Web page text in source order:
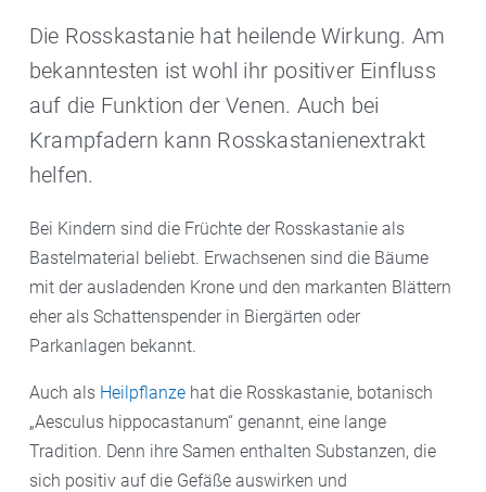
Die Rosskastanie hat heilende Wirkung. Am
bekanntesten ist wohl ihr positiver Einfluss
auf die Funktion der Venen. Auch bei
Krampfadern kann Rosskastanienextrakt
helfen.
Bei Kindern sind die Früchte der Rosskastanie als
Bastelmaterial beliebt. Erwachsenen sind die Bäume
mit der ausladenden Krone und den markanten Blättern
eher als Schattenspender in Biergärten oder
Parkanlagen bekannt.
Auch als Heilpflanze hat die Rosskastanie, botanisch
„Aesculus hippocastanum“ genannt, eine lange
Tradition. Denn ihre Samen enthalten Substanzen, die
sich positiv auf die Gefäße auswirken und